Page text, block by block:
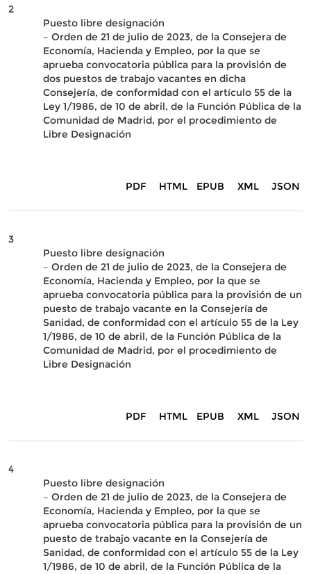
2
Puesto libre designación
– Orden de 21 de julio de 2023, de la Consejera de
Economía, Hacienda y Empleo, por la que se
aprueba convocatoria pública para la provisión de
dos puestos de trabajo vacantes en dicha
Consejería, de conformidad con el artículo 55 de la
Ley 1/1986, de 10 de abril, de la Función Pública de la
Comunidad de Madrid, por el procedimiento de
Libre Designación
PDF HTML EPUB XML JSON
3
Puesto libre designación
– Orden de 21 de julio de 2023, de la Consejera de
Economía, Hacienda y Empleo, por la que se
aprueba convocatoria pública para la provisión de un
puesto de trabajo vacante en la Consejería de
Sanidad, de conformidad con el artículo 55 de la Ley
1/1986, de 10 de abril, de la Función Pública de la
Comunidad de Madrid, por el procedimiento de
Libre Designación
PDF HTML EPUB XML JSON
4
Puesto libre designación
– Orden de 21 de julio de 2023, de la Consejera de
Economía, Hacienda y Empleo, por la que se
aprueba convocatoria pública para la provisión de un
puesto de trabajo vacante en la Consejería de
Sanidad, de conformidad con el artículo 55 de la Ley
1/1986, de 10 de abril, de la Función Pública de la